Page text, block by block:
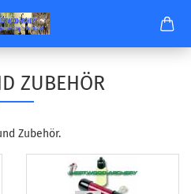
ZUBEHÖR
Zubehör.